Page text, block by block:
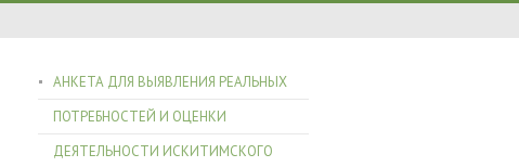
АНКЕТА ДЛЯ ВЫЯВЛЕНИЯ РЕАЛЬНЫХ
ПОТРЕБНОСТЕЙ И ОЦЕНКИ
ДЕЯТЕЛЬНОСТИ ИСКИТИМСКОГО